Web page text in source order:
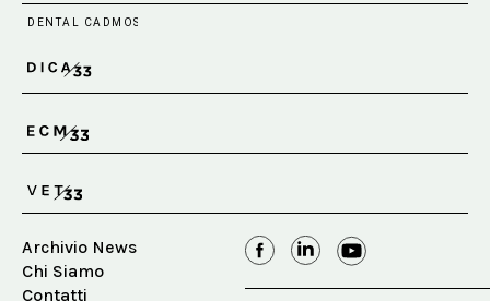
Archivio News
Chi Siamo
Contatti